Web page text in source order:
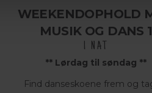
WEEKENDOPHOLD
MUSIK OG DANS 1
1 NAT
** Lørdag til søndag **
Find danseskoene frem og